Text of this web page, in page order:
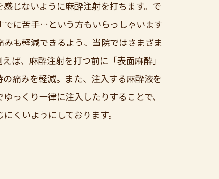
じないように麻酔注射を打ちます。で
でに苦手…という方もいらっしゃいます
も軽減できるよう、当院ではさまざま
ば、麻酔注射を打つ前に「表面麻酔」
痛みを軽減。また、注入する麻酔液を
っくり一律に注入したりすることで、
くいようにしております。